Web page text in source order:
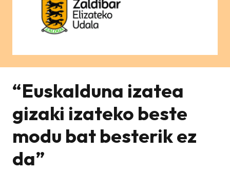
“Euskalduna izatea
gizaki izateko beste
modu bat besterik ez
da”